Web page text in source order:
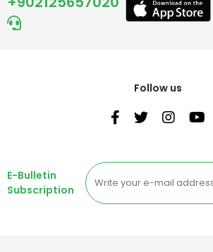
Follow us
E-Bulletin
Subscription